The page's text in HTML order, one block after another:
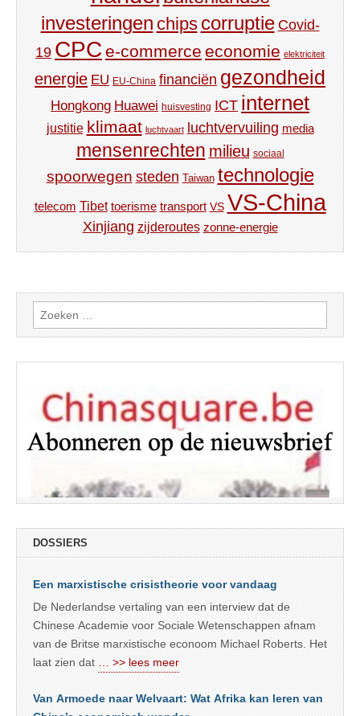
investeringen chips corruptie Covid-
19 CPC e-commerce economie elektriciteit
energie EU EU-China financiën gezondheid
Hongkong Huawei huisvesting ICT internet
justitie klimaat luchtvaart luchtvervuiling media
mensenrechten milieu sociaal
spoorwegen steden Taiwan technologie
telecom Tibet toerisme transport VS VS-China
Xinjiang zijderoutes zonne-energie
Zoeken
naar:
DOSSIERS
Een marxistische crisistheorie voor vandaag
De Nederlandse vertaling van een interview dat de
Chinese Academie voor Sociale Wetenschappen afnam
van de Britse marxistische econoom Michael Roberts. Het
laat zien dat
… >> lees meer
Van Armoede naar Welvaart: Wat Afrika kan leren van